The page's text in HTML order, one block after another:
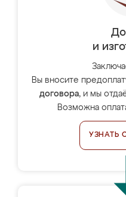
и
Вы вносите
договора, и мы
Возможна
УЗНАТЬ